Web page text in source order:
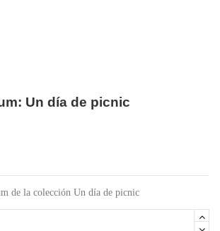
Un día de picnic
de la colección Un día de picnic